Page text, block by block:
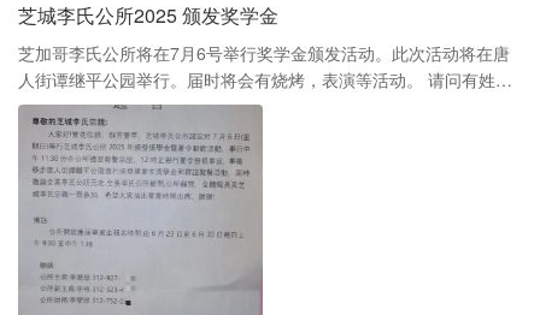
芝城李氏公所2025 颁发奖学金
芝加哥李氏公所将在7月6号举行奖学金颁发活动。此次活动将在唐
人街谭继平公园举行。届时将会有烧烤，表演等活动。 请问有姓李
的家人们来参加吗？